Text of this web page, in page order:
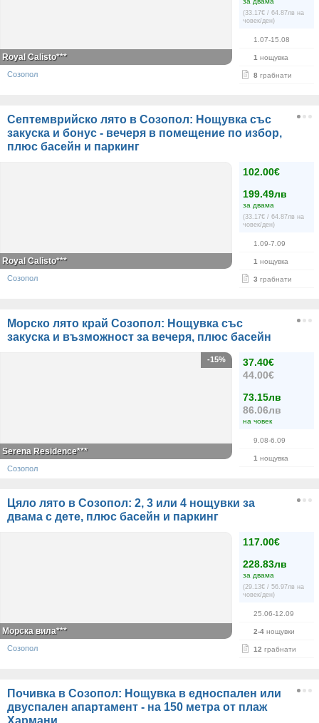
(33.17€ / 64.87лв на
човек/ден)
1.07-15.08
1 нощувка
8 грабнати
Royal Calisto***
Созопол
Септемврийско лято в Созопол: Нощувка със
закуска и бонус - вечеря в помещение по избор,
плюс басейн и паркинг
102.00€
199.49лв
за двама
(33.17€ / 64.87лв на
човек/ден)
1.09-7.09
1 нощувка
3 грабнати
Royal Calisto***
Созопол
Морско лято край Созопол: Нощувка със
закуска и възможност за вечеря, плюс басейн
37.40€
44.00€
73.15лв
86.06лв
на човек
9.08-6.09
1 нощувка
-15%
Serena Residence***
Созопол
Цяло лято в Созопол: 2, 3 или 4 нощувки за
двама с дете, плюс басейн и паркинг
117.00€
228.83лв
за двама
(29.13€ / 56.97лв на
човек/ден)
25.06-12.09
2-4 нощувки
12 грабнати
Морска вила***
Созопол
Почивка в Созопол: Нощувка в едноспален или
двуспален апартамент - на 150 метра от плаж
Хармани